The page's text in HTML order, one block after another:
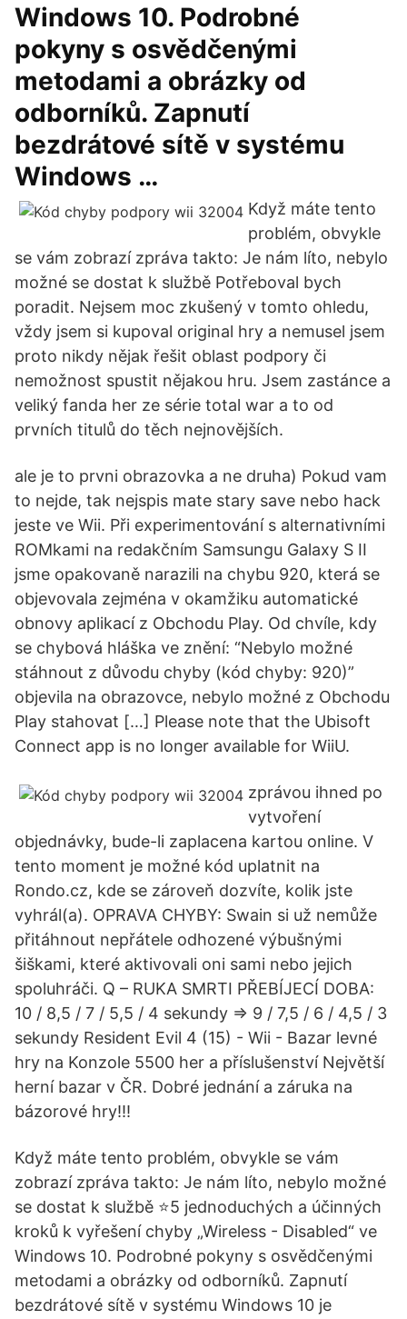
Windows 10. Podrobné
pokyny s osvědčenými
metodami a obrázky od
odborníků. Zapnutí
bezdrátové sítě v systému
Windows …
Když máte tento
problém, obvykle
se vám zobrazí zpráva takto: Je nám líto, nebylo
možné se dostat k službě Potřeboval bych
poradit. Nejsem moc zkušený v tomto ohledu,
vždy jsem si kupoval original hry a nemusel jsem
proto nikdy nějak řešit oblast podpory či
nemožnost spustit nějakou hru. Jsem zastánce a
veliký fanda her ze série total war a to od
prvních titulů do těch nejnovějších.
ale je to prvni obrazovka a ne druha) Pokud vam
to nejde, tak nejspis mate stary save nebo hack
jeste ve Wii. Při experimentování s alternativními
ROMkami na redakčním Samsungu Galaxy S II
jsme opakovaně narazili na chybu 920, která se
objevovala zejména v okamžiku automatické
obnovy aplikací z Obchodu Play. Od chvíle, kdy
se chybová hláška ve znění: “Nebylo možné
stáhnout z důvodu chyby (kód chyby: 920)”
objevila na obrazovce, nebylo možné z Obchodu
Play stahovat […] Please note that the Ubisoft
Connect app is no longer available for WiiU.
zprávou ihned po
vytvoření
objednávky, bude-li zaplacena kartou online. V
tento moment je možné kód uplatnit na
Rondo.cz, kde se zároveň dozvíte, kolik jste
vyhrál(a). OPRAVA CHYBY: Swain si už nemůže
přitáhnout nepřátele odhozené výbušnými
šiškami, které aktivovali oni sami nebo jejich
spoluhráči. Q – RUKA SMRTI PŘEBÍJECÍ DOBA:
10 / 8,5 / 7 / 5,5 / 4 sekundy ⇒ 9 / 7,5 / 6 / 4,5 / 3
sekundy Resident Evil 4 (15) - Wii - Bazar levné
hry na Konzole 5500 her a příslušenství Největší
herní bazar v ČR. Dobré jednání a záruka na
bázorové hry!!!
Když máte tento problém, obvykle se vám
zobrazí zpráva takto: Je nám líto, nebylo možné
se dostat k službě ⭐5 jednoduchých a účinných
kroků k vyřešení chyby „Wireless - Disabled“ ve
Windows 10. Podrobné pokyny s osvědčenými
metodami a obrázky od odborníků. Zapnutí
bezdrátové sítě v systému Windows 10 je